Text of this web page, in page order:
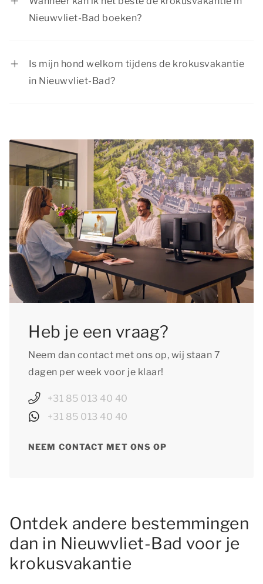
Nieuwvliet-Bad boeken?
genieten van de voorpret als je op tijd boekt.
Wacht dus niet te lang met het plannen van je
krokusvakantie in Nieuwvliet-Bad!
Is mijn hond welkom tijdens de krokusvakantie
in Nieuwvliet-Bad?
accommodaties mogen maximaal 2 honden
verblijven. Bij elk accommodatietype staat
vermeld of huisdieren in dat type zijn
toegestaan. Vergeet niet je huisdier bij te boeken
en aan de huisdierentoeslag te voldoen.
Heb je een vraag?
Neem dan contact met ons op, wij staan 7
dagen per week voor je klaar!
+31 85 013 40 40
+31 85 013 40 40
NEEM CONTACT MET ONS OP
Ontdek andere bestemmingen
dan in Nieuwvliet-Bad voor je
krokusvakantie